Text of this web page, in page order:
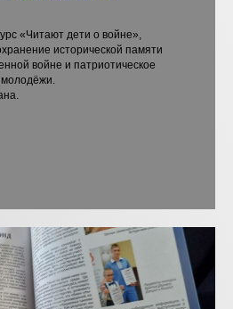
«Читают дети о войне»,
исторической памяти
войне и патриотическое